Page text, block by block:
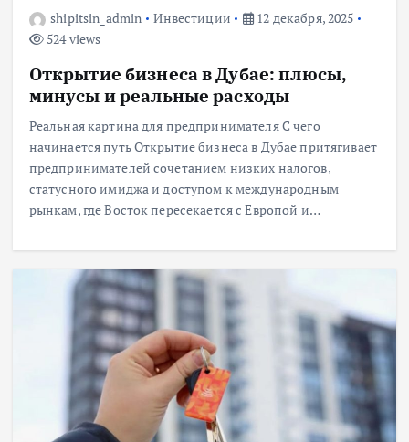
shipitsin_admin Инвестиции
12 декабря, 2025
524 views
Открытие бизнеса в Дубае: плюсы,
минусы и реальные расходы
Реальная картина для предпринимателя С чего
начинается путь Открытие бизнеса в Дубае притягивает
предпринимателей сочетанием низких налогов,
статусного имиджа и доступом к международным
рынкам, где Восток пересекается с Европой и…